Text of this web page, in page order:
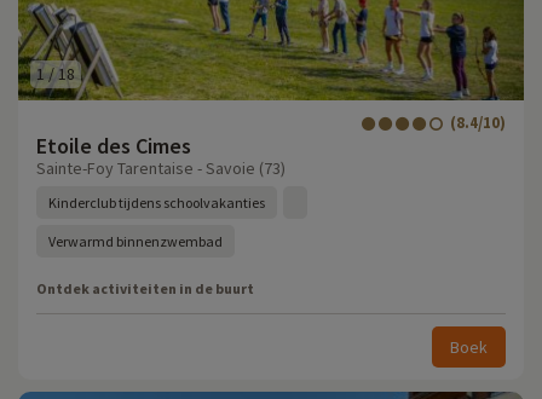
1/18
Etoile des Cimes
(8.4/10)
Sainte-Foy Tarentaise - Savoie (73)
Kinderclub tijdens schoolvakanties
Verwarmd binnenzwembad
Ontdek activiteiten in de buurt
Boek